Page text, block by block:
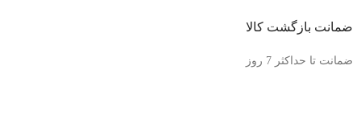
ضمانت بازگشت کالا
ضمانت تا حداکثر 7 روز